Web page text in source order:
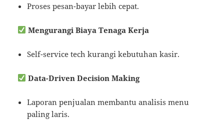
Proses pesan-bayar lebih cepat.
Mengurangi Biaya Tenaga Kerja
Self-service tech kurangi kebutuhan kasir.
Data-Driven Decision Making
Laporan penjualan membantu analisis menu
paling laris.